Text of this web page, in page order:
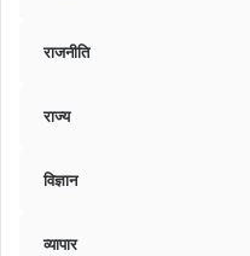
राजनीति
राज्य
विज्ञान
व्यापार